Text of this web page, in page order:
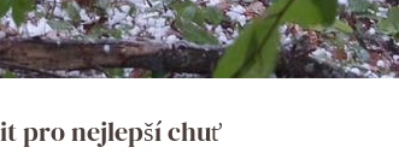
pro nejlepší chuť